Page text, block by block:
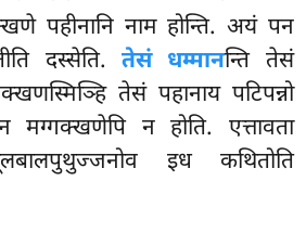
पहीनानि नाम होन्ति. अयं पन
दस्सेति. तेसं धम्मानन्ति तेसं
तेसं पहानाय पटिपन्नो
न होति. एत्तावता
थूलबालपुथुज्जनोव इध कथितोति